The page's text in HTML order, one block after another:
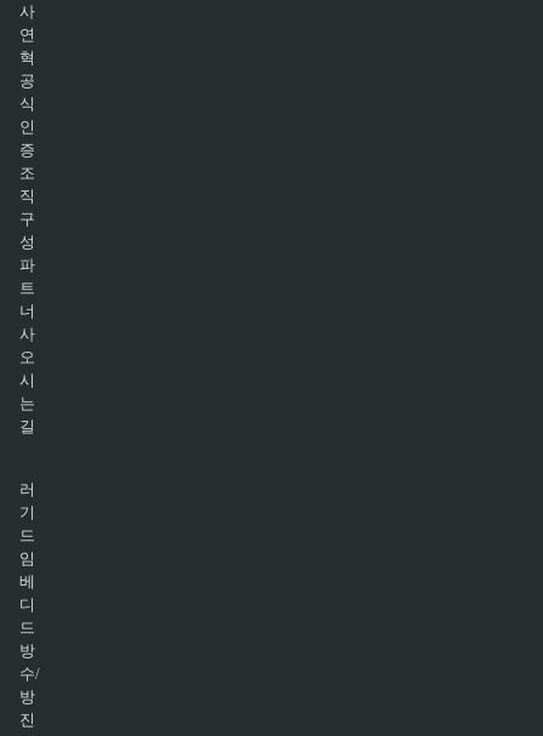
사
연
혁
공
식
인
증
조
직
구
성
파
트
너
사
오
시
는
길
러
기
드
임
베
디
드
방
수/
방
진